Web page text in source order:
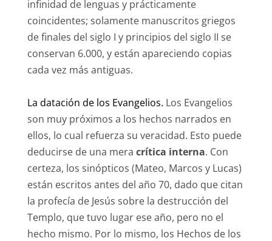
infinidad de lenguas y prácticamente
coincidentes; solamente manuscritos griegos
de finales del siglo I y principios del siglo II se
conservan 6.000, y están apareciendo copias
cada vez más antiguas.
La datación de los Evangelios. Los Evangelios
son muy próximos a los hechos narrados en
ellos, lo cual refuerza su veracidad. Esto puede
deducirse de una mera crítica interna. Con
certeza, los sinópticos (Mateo, Marcos y Lucas)
están escritos antes del año 70, dado que citan
la profecía de Jesús sobre la destrucción del
Templo, que tuvo lugar ese año, pero no el
hecho mismo. Por lo mismo, los Hechos de los